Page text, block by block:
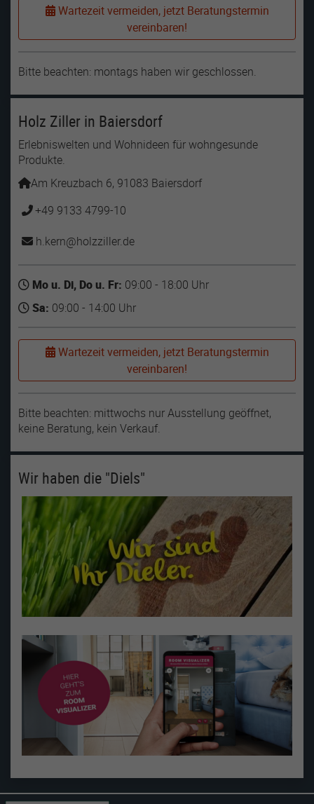
Wartezeit vermeiden, jetzt Beratungstermin
vereinbaren!
Bitte beachten: montags haben wir geschlossen.
Holz Ziller in Baiersdorf
Erlebniswelten und Wohnideen für wohngesunde
Produkte.
Am Kreuzbach 6, 91083 Baiersdorf
+49 9133 4799-10
h.kern holzziller de
Mo u. Di, Do u. Fr: 09:00 - 18:00 Uhr
Sa: 09:00 - 14:00 Uhr
Wartezeit vermeiden, jetzt Beratungstermin
vereinbaren!
Bitte beachten: mittwochs nur Ausstellung geöffnet,
keine Beratung, kein Verkauf.
Wir haben die "Diels"